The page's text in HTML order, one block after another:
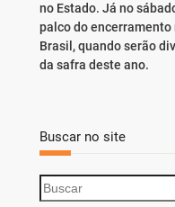
no Estado. Já no
palco do
Brasil, quando serão
da safra deste ano.
Buscar no site
S
e